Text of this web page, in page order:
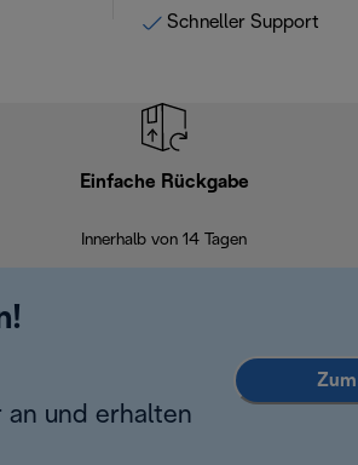
Schneller Support
Einfache Rückgabe
Innerhalb von 14 Tagen
an und erhalten